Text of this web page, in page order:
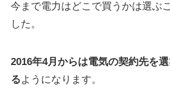
今まで電力はどこで買うかは選ぶ
した。
2016年4月からは電気の契約先を
るようになります。